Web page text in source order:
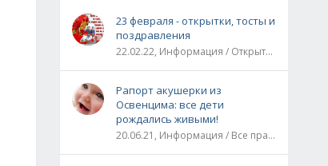
23 февраля - открытки, тосты и
поздравления
22.02.22, Информация / Открытки / Все праздники
Рапорт акушерки из
Освенцима: все дети
рождались живыми!
20.06.21, Информация / Все праздники / Рассказы и истории